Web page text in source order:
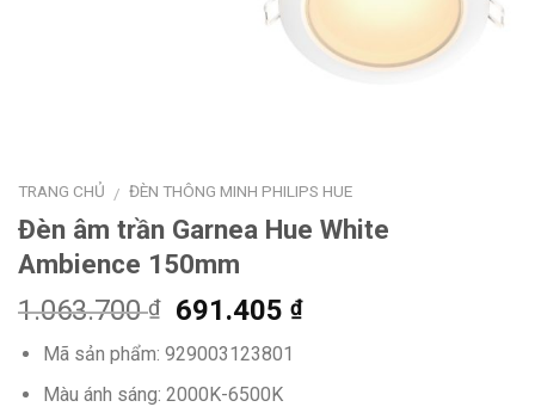
TRANG CHỦ / ĐÈN THÔNG MINH PHILIPS HUE
Đèn âm trần Garnea Hue White
Ambience 150mm
1.063.700₫
Giá
gốc
là:
1.063.700 ₫.
691.405₫Giá
Mã sản phẩm: 929003123801
Màu ánh sáng: 2000K-6500K